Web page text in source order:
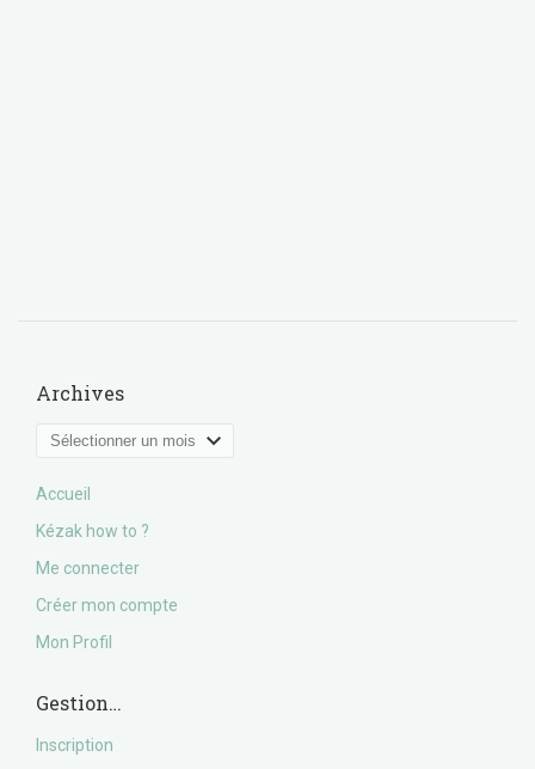
Archives
Archives
Accueil
Kézak how to ?
Me connecter
Créer mon compte
Mon Profil
Gestion…
Inscription